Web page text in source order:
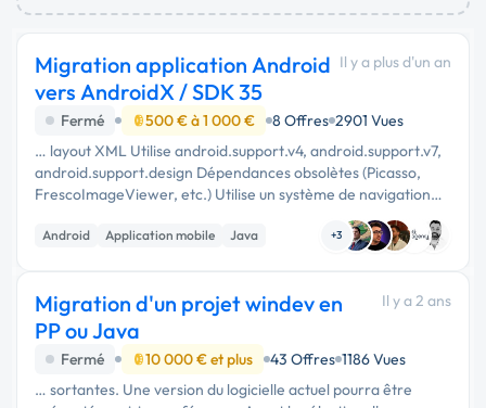
Migration application Android
vers AndroidX / SDK 35
Il y a plus d'un an
Fermé 500 € à 1 000 € 8 Offres 2901 Vues
… layout XML Utilise android.support.v4, android.support.v7,
android.support.design Dépendances obsolètes (Picasso,
FrescoImageViewer, etc.) Utilise un système de navigation
avec DrawerLayout, NavigationView, etc. ✅ Objectifs de la
mission : …
Android Application mobile Java +3
Migration d'un projet windev en
PP ou Java
Il y a 2 ans
Fermé 10 000 € et plus 43 Offres 1186 Vues
… sortantes. Une version du logicielle actuel pourra être